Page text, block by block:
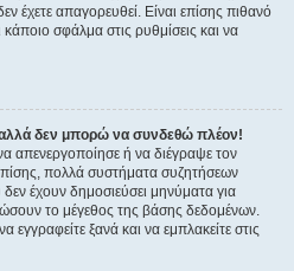
έχετε απαγορευθεί. Είναι επίσης πιθανό
κάποιο σφάλμα στις ρυθμίσεις και να
δεν μπορώ να συνδεθώ πλέον!
απενεργοποίησε ή να διέγραψε τον
πολλά συστήματα συζητήσεων
έχουν δημοσιεύσει μηνύματα για
το μέγεθος της βάσης δεδομένων.
ξανά και να εμπλακείτε στις